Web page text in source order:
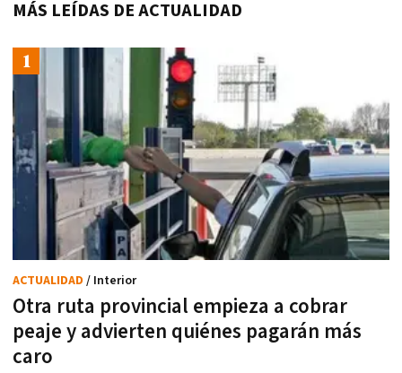
MÁS LEÍDAS DE ACTUALIDAD
Otra ruta provincial empieza a cobrar
peaje y advierten quiénes pagarán más
caro
ACTUALIDAD / Interior